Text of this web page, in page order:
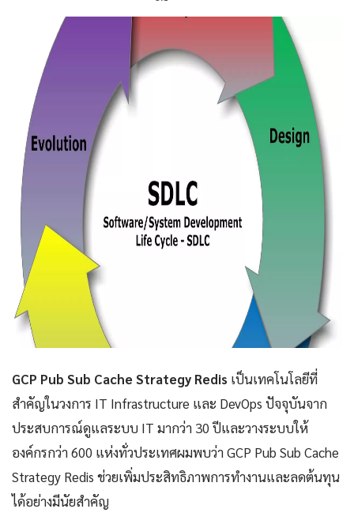
GCP Pub Sub Cache Strategy Redis เป็นเทคโนโลยีที่
สำคัญในวงการ IT Infrastructure และ DevOps ปัจจุบันจาก
ประสบการณ์ดูแลระบบ IT มากว่า 30 ปีและวางระบบให้
องค์กรกว่า 600 แห่งทั่วประเทศผมพบว่า GCP Pub Sub Cache
Strategy Redis ช่วยเพิ่มประสิทธิภาพการทำงานและลดต้นทุน
ได้อย่างมีนัยสำคัญ